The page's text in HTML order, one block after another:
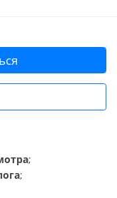
;
;